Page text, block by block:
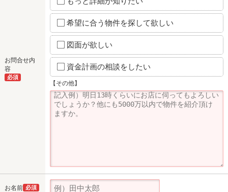
お問合せ内
容
必須
希望に合う物件を探して欲しい
図面が欲しい
資金計画の相談をしたい
【その他】
お名前 必須